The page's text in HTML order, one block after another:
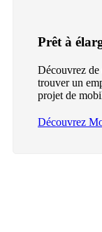
Prêt à
Découvrez de
trouver un
projet de
Découvrez